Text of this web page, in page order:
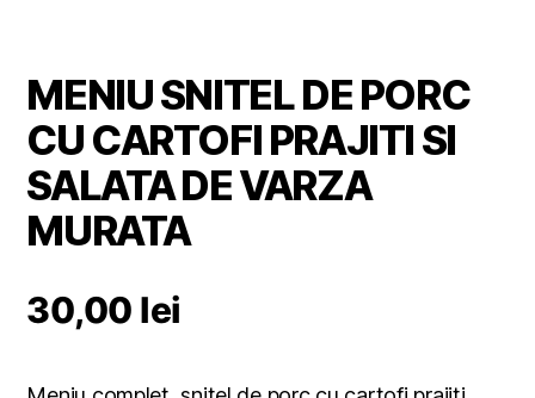
MENIU SNITEL DE PORC
CU CARTOFI PRAJITI SI
SALATA DE VARZA
MURATA
30,00 lei